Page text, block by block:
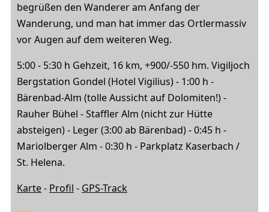
begrüßen den Wanderer am Anfang der
Wanderung, und man hat immer das Ortlermassiv
vor Augen auf dem weiteren Weg.
5:00 - 5:30 h Gehzeit, 16 km, +900/-550 hm. Vigiljoch
Bergstation Gondel (Hotel Vigilius) - 1:00 h -
Bärenbad-Alm (tolle Aussicht auf Dolomiten!) -
Rauher Bühel - Staffler Alm (nicht zur Hütte
absteigen) - Leger (3:00 ab Bärenbad) - 0:45 h -
Mariolberger Alm - 0:30 h - Parkplatz Kaserbach /
St. Helena.
Karte- Profil - GPS-Track